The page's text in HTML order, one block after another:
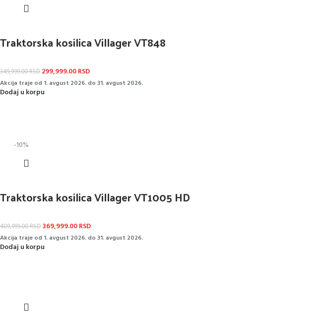
Traktorska kosilica Villager VT848
349,999.00RSD 299,999.00RSD
Akcija traje od 1. avgust 2026. do 31. avgust 2026.
Dodaj u korpu
-10%
Traktorska kosilica Villager VT1005 HD
409,999.00RSD 369,999.00RSD
Akcija traje od 1. avgust 2026. do 31. avgust 2026.
Dodaj u korpu